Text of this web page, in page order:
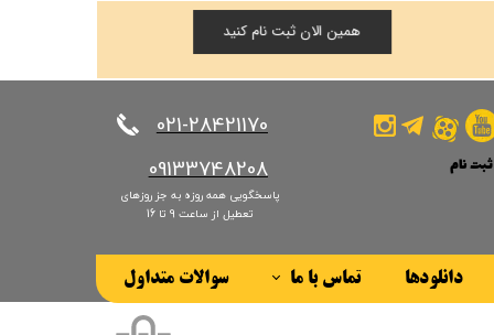
​​​​​​​021-28421170
​​​​​​​09133748208
پاسخگویی همه روزه به جز روزهای
تعطیل از ساعت 9 تا 16
دانلودها تماس با ما سوالات متداول
ثبت نام
من
واژه
همین الان ثبت نام کنید